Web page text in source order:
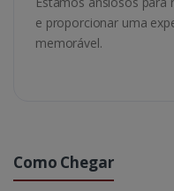
e proporcionar uma
memorável.
Como Chegar